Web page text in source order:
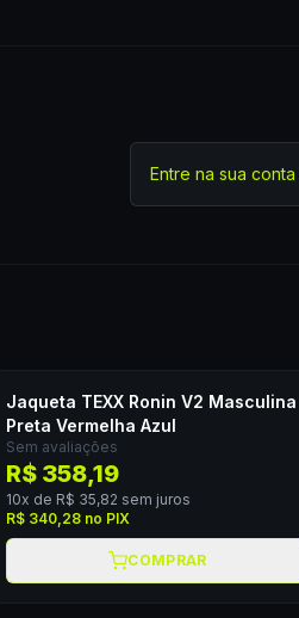
Entre na sua conta
Jaqueta TEXX Ronin V2 Masculina
Preta Vermelha Azul
Sem avaliações
R$ 358,19
10x de R$ 35,82 sem juros
R$ 340,28 no PIX
COMPRAR